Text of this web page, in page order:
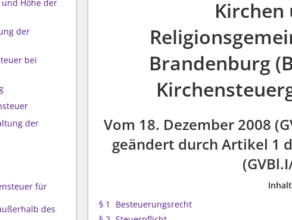
und Höhe der
der
bei
der
für
des
Kirchen
Brandenburg
Vom 18. Dezember 2008
geändert durch Artikel 1
§ 1
Besteuerungsrecht